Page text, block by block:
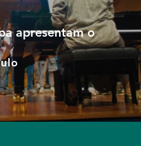
apresentam o